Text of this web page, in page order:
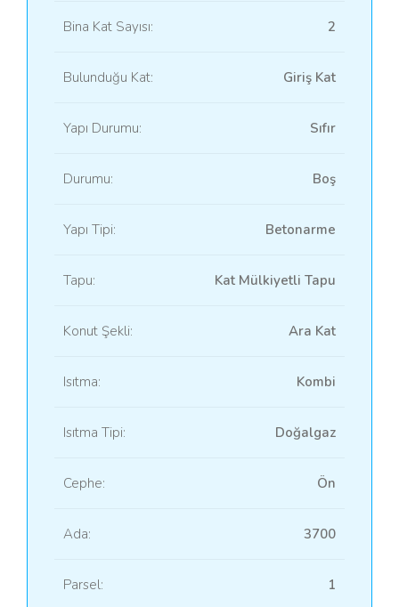
Bina Kat Sayısı: 2
Bulunduğu Kat: Giriş Kat
Yapı Durumu: Sıfır
Durumu: Boş
Yapı Tipi: Betonarme
Tapu: Kat Mülkiyetli Tapu
Konut Şekli: Ara Kat
Isıtma: Kombi
Isıtma Tipi: Doğalgaz
Cephe: Ön
Ada: 3700
Parsel: 1